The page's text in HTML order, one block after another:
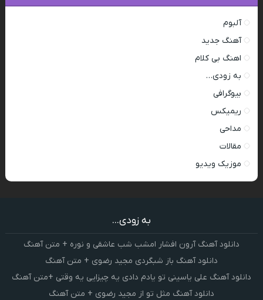
آلبوم
آهنگ جدید
اهنگ بی کلام
به زودی…
بیوگرافی
ریمیکس
مداحی
مقالات
موزیک ویدیو
به زودی...
دانلود آهنگ آرون افشار امشب شب عاشقی و نوره + متن آهنگ
دانلود آهنگ باز شبگردی مجید رضوی + متن آهنگ
دانلود آهنگ علی یاسینی تو یادم دادی یه چیزایی یه وقتی +متن آهنگ
دانلود آهنگ مثل تو از مجید رضوی + متن آهنگ